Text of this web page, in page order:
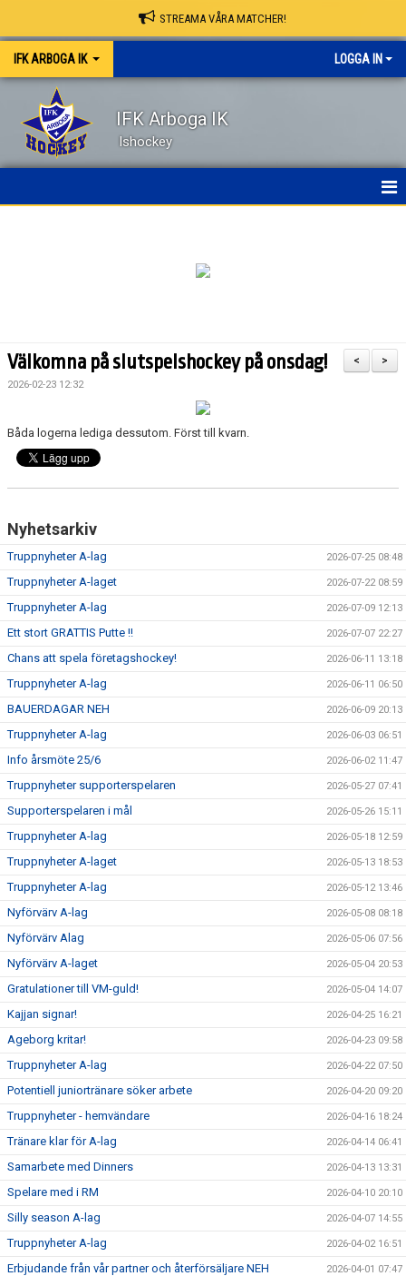
STREAMA VÅRA MATCHER!
IFK ARBOGA IK LOGGA IN
IFK Arboga IK
Ishockey
KALENDER
VÅRA LAG
ISSCHEMA
BOKA LOGE OCH MAT
DEN BLÅVITA VÄGEN
BILJETTER
BLI HOCKEYDOMARE
A-LAGETS MATCHER 25/26
KLUBBPROFIL
MEDLEMSSKAP
>
<
Välkomna på slutspelshockey på onsdag!
2026-02-23 12:32
Båda logerna lediga dessutom. Först till kvarn.
Nyhetsarkiv
Truppnyheter A-lag 2026-07-25 08:48
Truppnyheter A-laget 2026-07-22 08:59
Truppnyheter A-lag 2026-07-09 12:13
Ett stort GRATTIS Putte !! 2026-07-07 22:27
Chans att spela företagshockey! 2026-06-11 13:18
Truppnyheter A-lag 2026-06-11 06:50
BAUERDAGAR NEH 2026-06-09 20:13
Truppnyheter A-lag 2026-06-03 06:51
Info årsmöte 25/6 2026-06-02 11:47
Truppnyheter supporterspelaren 2026-05-27 07:41
Supporterspelaren i mål 2026-05-26 15:11
Truppnyheter A-lag 2026-05-18 12:59
Truppnyheter A-laget 2026-05-13 18:53
Truppnyheter A-lag 2026-05-12 13:46
Nyförvärv A-lag 2026-05-08 08:18
Nyförvärv Alag 2026-05-06 07:56
Nyförvärv A-laget 2026-05-04 20:53
Gratulationer till VM-guld! 2026-05-04 14:07
Kajjan signar! 2026-04-25 16:21
Ageborg kritar! 2026-04-23 09:58
Truppnyheter A-lag 2026-04-22 07:50
Potentiell juniortränare söker arbete 2026-04-20 09:20
Truppnyheter - hemvändare 2026-04-16 18:24
Tränare klar för A-lag 2026-04-14 06:41
Samarbete med Dinners 2026-04-13 13:31
Spelare med i RM 2026-04-10 20:10
Silly season A-lag 2026-04-07 14:55
Truppnyheter A-lag 2026-04-02 16:51
Erbjudande från vår partner och återförsäljare NEH 2026-04-01 07:47